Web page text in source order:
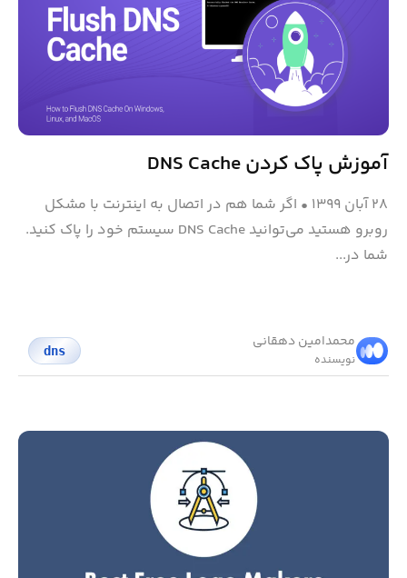
آموزش پاک کردن DNS Cache
۲۸ آبان ۱۳۹۹ • اگر شما هم در اتصال به اینترنت با مشکل
روبرو هستید می‌توانید DNS Cache سیستم خود را پاک کنید.
شما در...
محمد‌امین دهقانی
نویسنده
dns